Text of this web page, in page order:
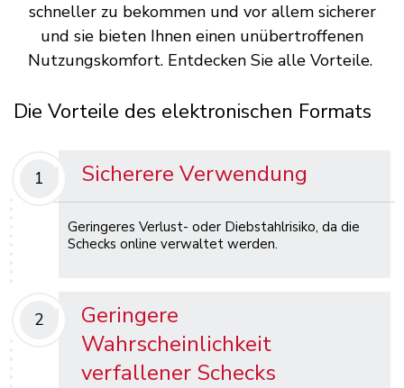
schneller zu bekommen und vor allem sicherer
und sie bieten Ihnen einen unübertroffenen
Nutzungskomfort. Entdecken Sie alle Vorteile.
Die Vorteile des elektronischen Formats
1 Sicherere Verwendung
Geringeres Verlust- oder Diebstahlrisiko, da die
Schecks online verwaltet werden.
2
Geringere
Wahrscheinlichkeit
verfallener Schecks